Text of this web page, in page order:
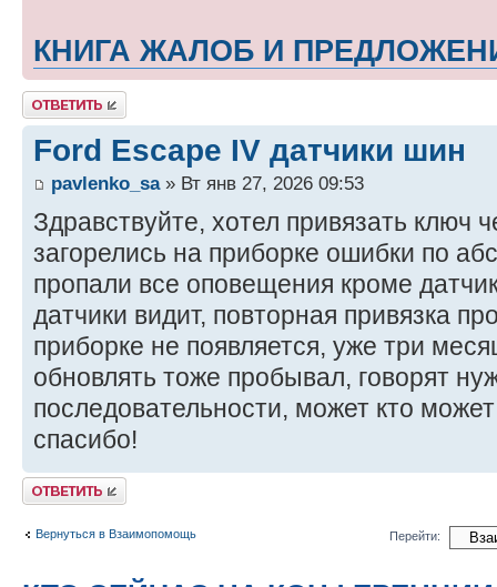
КНИГА ЖАЛОБ И
Ответить
Ford Escape IV датчики шин
pavlenko_sa» Вт янв 27, 2026 09:53
Здравствуйте, хотел привязать ключ
загорелись на приборке ошибки по
пропали все оповещения кроме
датчики видит, повторная привязка
приборке не появляется, уже три
обновлять тоже пробывал, говорят
последовательности, может кто
спасибо!
Ответить
Вернуться в Взаимопомощь Перейти: